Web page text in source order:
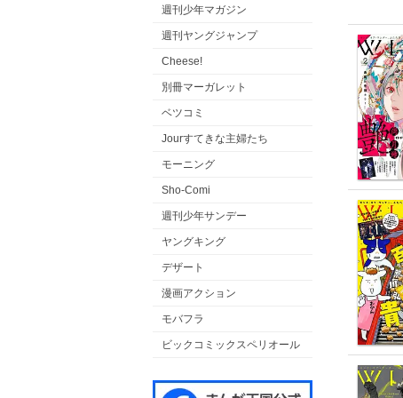
週刊少年マガジン
週刊ヤングジャンプ
Cheese!
別冊マーガレット
ベツコミ
Jourすてきな主婦たち
モーニング
Sho-Comi
週刊少年サンデー
ヤングキング
デザート
漫画アクション
モバフラ
ビックコミックスペリオール